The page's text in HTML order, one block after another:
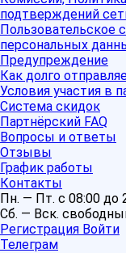
подтверждений
Пользовательское
персональных
Предупреждение
Как долго
Условия участия в
Система скидок
Партнёрский FAQ
Вопросы и ответы
Отзывы
График работы
Контакты
Пн. — Пт. с 08:00 до
Сб. — Вск.
Регистрация Войти
Телеграм